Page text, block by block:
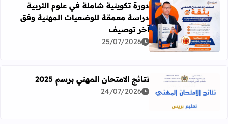
اقرأ المزيد عن دورة تكوينية شاملة في علوم التربية
دورة تكوينية شاملة في علوم التربية
دراسة معمقة للوضعيات المهنية وفق
آخر توصيف
25/07/2026
اقرأ المزيد عن نتائج الامتحان المهني برسم 2025
نتائج الامتحان المهني برسم 2025
24/07/2026